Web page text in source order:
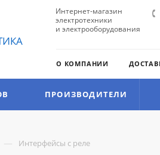
Интернет-магазин
электротехники
и электрооборудования
О КОМПАНИИ
ПРОИЗВОДИТЕЛИ
— Интерфейсы с реле